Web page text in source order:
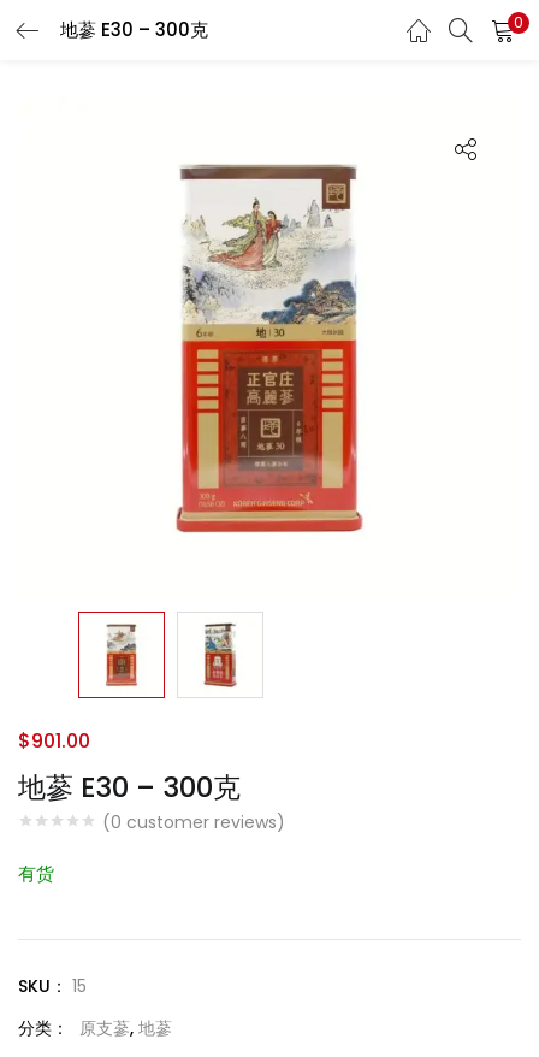
地蔘 E30 – 300克 0
地蔘 E30 – 300克
(0 customer reviews)
$901.00
有货
SKU： 15
分类：
原支蔘, 地蔘
LOGIN REGISTER
Login
Lost password?